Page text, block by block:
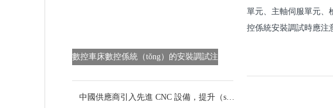
數控車床數控係統（tǒng）的安裝調試注
單元、主軸伺服單元、
控係統安裝調試時應注
中國供應商引入先進 CNC 設備，提升（shēng）定製金屬零件品質